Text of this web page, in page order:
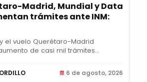
Madrid, Mundial y Data
trámites ante INM:
el vuelo Querétaro-Madrid
de casi mil trámites
6 de agosto, 2026